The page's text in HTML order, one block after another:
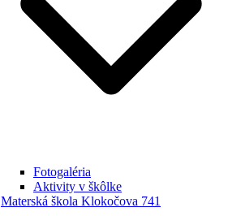
Fotogaléria
Aktivity v škôlke
Materská škola Klokočova 741